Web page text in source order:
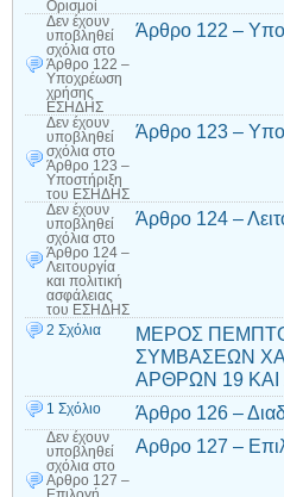
Ορισμοί
Δεν έχουν
υποβληθεί
σχόλια στο
Άρθρο 122 –
Υποχρέωση
χρήσης
ΕΣΗΔΗΣ
Άρθρο 122 –
Δεν έχουν
υποβληθεί
σχόλια στο
Άρθρο 123 –
Υποστήριξη
του ΕΣΗΔΗΣ
Άρθρο 123 –
Δεν έχουν
υποβληθεί
σχόλια στο
Άρθρο 124 –
Λειτουργία
και πολιτική
ασφάλειας
του ΕΣΗΔΗΣ
Άρθρο 124 –
2 Σχόλια
ΜΕΡΟΣ
ΣΥΜΒΑΣΕΩΝ
ΑΡΘΡΩΝ 19 ΚΑΙ
1 Σχόλιο Άρθρο 126 –
Δεν έχουν
υποβληθεί
σχόλια στο
Αρθρο 127 –
Αρθρο 127 –